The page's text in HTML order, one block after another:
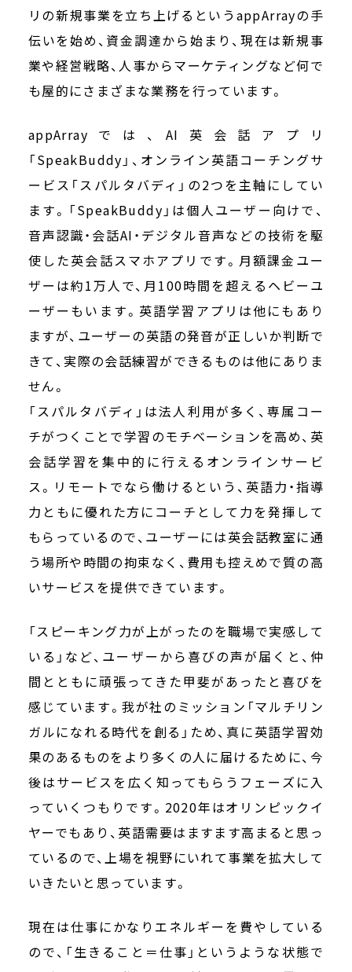
リの新規事業を立ち上げるというappArrayの手
伝いを始め、資金調達から始まり、現在は新規事
業や経営戦略、人事からマーケティングなど何で
も屋的にさまざまな業務を行っています。
appArrayでは、AI英会話アプリ
「SpeakBuddy」、オンライン英語コーチングサ
ービス「スパルタバディ」の2つを主軸にしてい
ます。「SpeakBuddy」は個人ユーザー向けで、
音声認識・会話AI・デジタル音声などの技術を駆
使した英会話スマホアプリです。月額課金ユー
ザーは約1万人で、月100時間を超えるヘビーユ
ーザーもいます。英語学習アプリは他にもあり
ますが、ユーザーの英語の発音が正しいか判断で
きて、実際の会話練習ができるものは他にありま
せん。
「スパルタバディ」は法人利用が多く、専属コー
チがつくことで学習のモチベーションを高め、英
会話学習を集中的に行えるオンラインサービ
ス。リモートでなら働けるという、英語力・指導
力ともに優れた方にコーチとして力を発揮して
もらっているので、ユーザーには英会話教室に通
う場所や時間の拘束なく、費用も控えめで質の高
いサービスを提供できています。
「スピーキング力が上がったのを職場で実感して
いる」など、ユーザーから喜びの声が届くと、仲
間とともに頑張ってきた甲斐があったと喜びを
感じています。我が社のミッション「マルチリン
ガルになれる時代を創る」ため、真に英語学習効
果のあるものをより多くの人に届けるために、今
後はサービスを広く知ってもらうフェーズに入
っていくつもりです。2020年はオリンピックイ
ヤーでもあり、英語需要はますます高まると思っ
ているので、上場を視野にいれて事業を拡大して
いきたいと思っています。
現在は仕事にかなりエネルギーを費やしている
ので、「生きること＝仕事」というような状態で